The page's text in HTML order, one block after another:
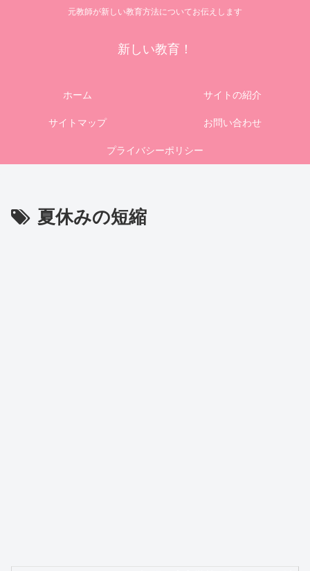
元教師が新しい教育方法についてお伝えします
新しい教育！
ホーム サイトの紹介
サイトマップ お問い合わせ
プライバシーポリシー
夏休みの短縮